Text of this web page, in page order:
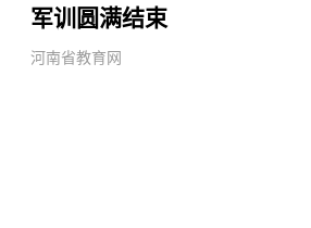
军训圆满结束
河南省教育网